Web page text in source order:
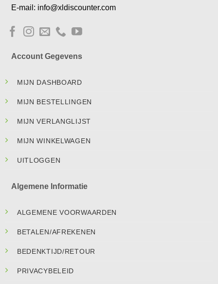
E-mail: info@xldiscounter.com
Account Gegevens
MIJN DASHBOARD
MIJN BESTELLINGEN
MIJN VERLANGLIJST
MIJN WINKELWAGEN
UITLOGGEN
Algemene Informatie
ALGEMENE VOORWAARDEN
BETALEN/AFREKENEN
BEDENKTIJD/RETOUR
PRIVACYBELEID